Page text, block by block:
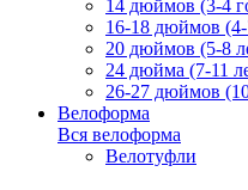
14 дюймов (3-4
16-18 дюймов (4-
20 дюймов (5-8
24 дюйма (7-11
26-27 дюймов
Велоформа
Вся велоформа
Велотуфли